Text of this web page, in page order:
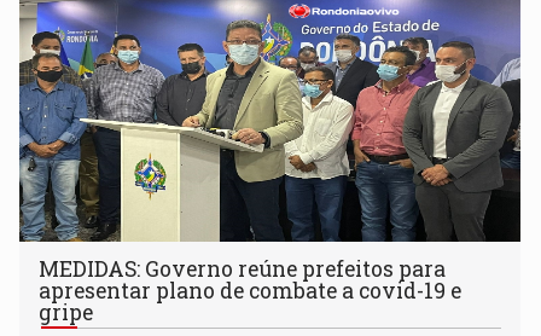
MEDIDAS: Governo reúne prefeitos para
apresentar plano de combate a covid-19 e
gripe